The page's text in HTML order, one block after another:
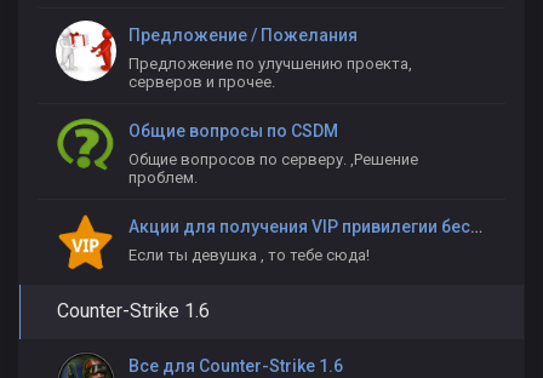
Предложение / Пожелания
Предложение по улучшению проекта,
серверов и прочее.
Общие вопросы по CSDM
Общие вопросов по серверу. ,Решение
проблем.
Акции для получения VIP привилегии бесплатно
Если ты девушка , то тебе сюда!
Counter-Strike 1.6
Все для Counter-Strike 1.6